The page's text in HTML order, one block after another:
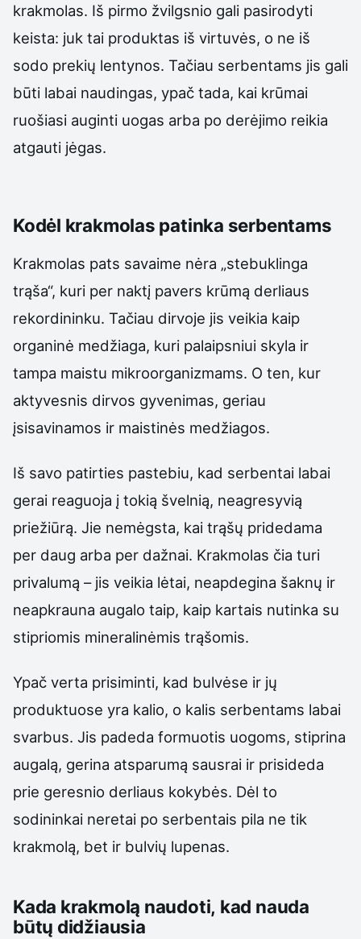
krakmolas. Iš pirmo žvilgsnio gali pasirodyti
keista: juk tai produktas iš virtuvės, o ne iš
sodo prekių lentynos. Tačiau serbentams jis gali
būti labai naudingas, ypač tada, kai krūmai
ruošiasi auginti uogas arba po derėjimo reikia
atgauti jėgas.
Kodėl krakmolas patinka serbentams
Krakmolas pats savaime nėra „stebuklinga
trąša“, kuri per naktį pavers krūmą derliaus
rekordininku. Tačiau dirvoje jis veikia kaip
organinė medžiaga, kuri palaipsniui skyla ir
tampa maistu mikroorganizmams. O ten, kur
aktyvesnis dirvos gyvenimas, geriau
įsisavinamos ir maistinės medžiagos.
Iš savo patirties pastebiu, kad serbentai labai
gerai reaguoja į tokią švelnią, neagresyvią
priežiūrą. Jie nemėgsta, kai trąšų pridedama
per daug arba per dažnai. Krakmolas čia turi
privalumą – jis veikia lėtai, neapdegina šaknų ir
neapkrauna augalo taip, kaip kartais nutinka su
stipriomis mineralinėmis trąšomis.
Ypač verta prisiminti, kad bulvėse ir jų
produktuose yra kalio, o kalis serbentams labai
svarbus. Jis padeda formuotis uogoms, stiprina
augalą, gerina atsparumą sausrai ir prisideda
prie geresnio derliaus kokybės. Dėl to
sodininkai neretai po serbentais pila ne tik
krakmolą, bet ir bulvių lupenas.
Kada krakmolą naudoti, kad nauda
būtų didžiausia